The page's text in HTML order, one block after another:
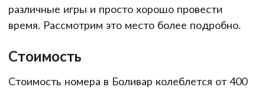
различные игры и просто хорошо провести
время. Рассмотрим это место более подробно.
Стоимость
Стоимость номера в Боливар колеблется от 400